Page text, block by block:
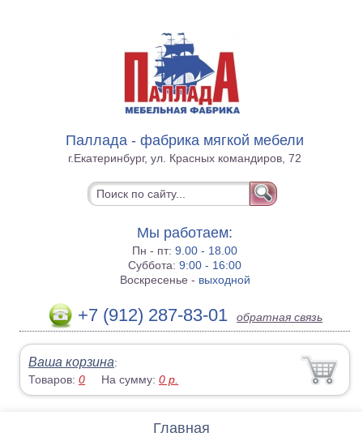
Паллада - фабрика мягкой мебели
г.Екатеринбург, ул. Красных командиров, 72
Мы работаем:
Пн - пт:9.00 - 18.00
Суббота:9:00 - 16:00
Воскресенье - выходной
+7 (912) 287-83-01 обратная связь
Ваша корзина:
Товаров:0 На сумму:0 р.
Главная